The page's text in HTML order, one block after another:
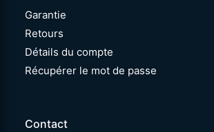
Garantie
Retours
Détails du compte
Récupérer le mot de passe
Contact